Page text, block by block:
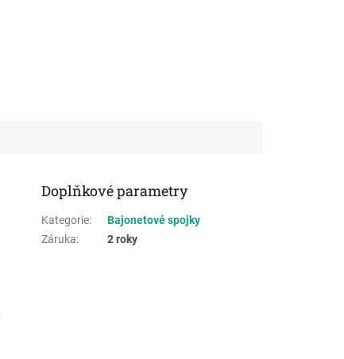
Doplňkové parametry
Kategorie:
Bajonetové spojky
Záruka: 2 roky